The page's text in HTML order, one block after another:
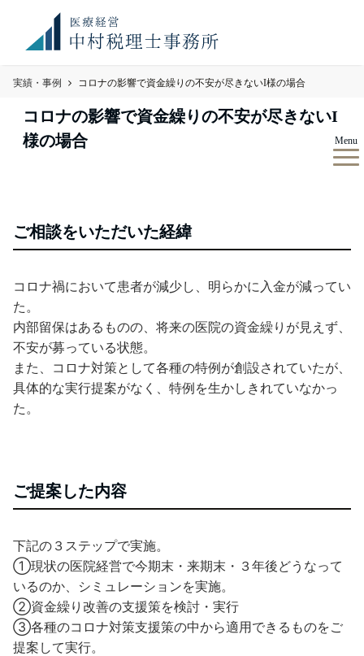
お知
らせ
満席御礼！ 現在、顧問先件数が上限に達しております。令
和8年度のご予約のご希望のみ、お問い合わせください。
Menu
実績・事例 コロナの影響で資金繰りの不安が尽きないI様の場合
コロナの影響で資金繰りの不安が尽きないI
様の場合
ご相談をいただいた経緯
コロナ禍において患者が減少し、明らかに入金が減ってい
た。
内部留保はあるものの、将来の医院の資金繰りが見えず、
不安が募っている状態。
また、コロナ対策として各種の特例が創設されていたが、
具体的な実行提案がなく、特例を生かしきれていなかっ
た。
ご提案した内容
下記の３ステップで実施。
①現状の医院経営で今期末・来期末・３年後どうなって
いるのか、シミュレーションを実施。
②資金繰り改善の支援策を検討・実行
③各種のコロナ対策支援策の中から適用できるものをご
提案して実行。